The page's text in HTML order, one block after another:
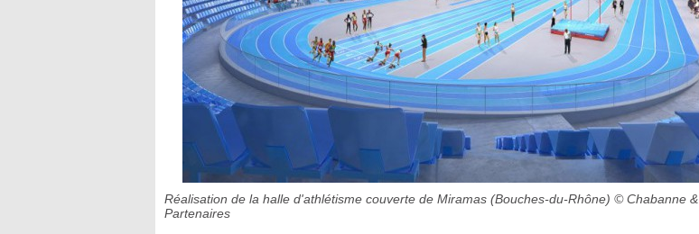
Réalisation de la halle d'athlétisme couverte de Miramas (Bouches-du-Rhône) © Chabanne &
Partenaires